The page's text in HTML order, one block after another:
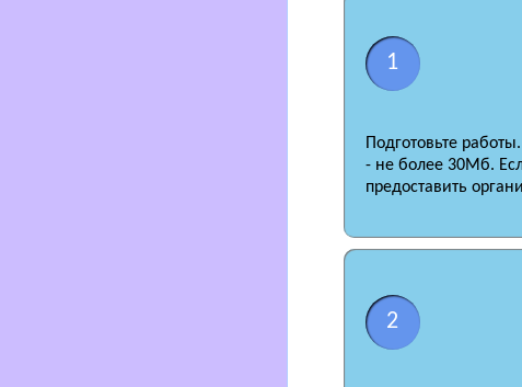
1
Подготовьте
- не более 30Мб.
предоставить
2